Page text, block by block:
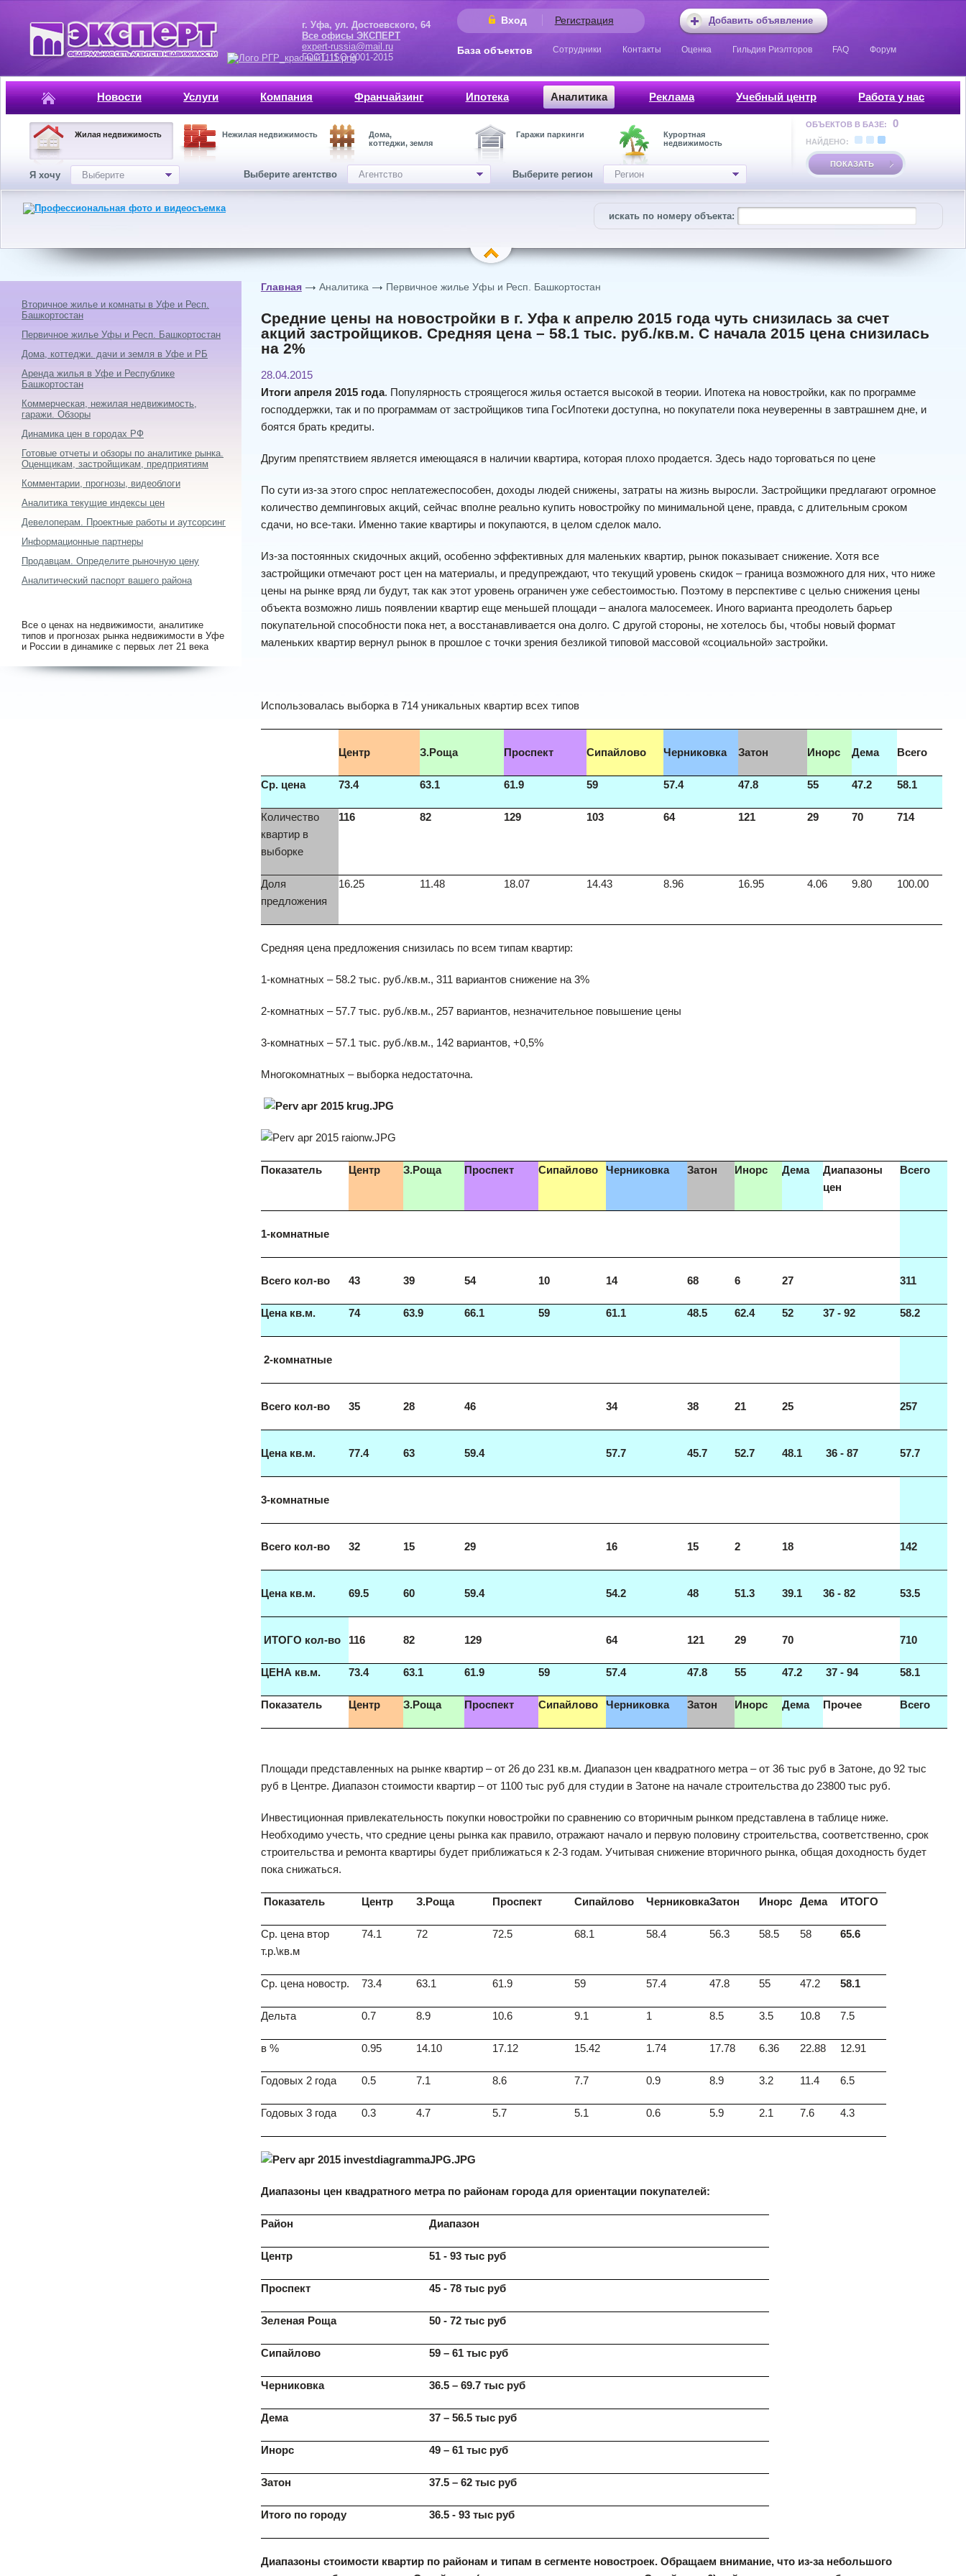
Добавить объявление
Вход Регистрация
г. Уфа, ул. Достоевского, 64
Все офисы ЭКСПЕРТ
expert-russia@mail.ru
ГОСТ, ISO 9001-2015
База объектов Сотрудники Контакты Оценка Гильдия Риэлторов FAQ Форум
Новости Услуги Компания Франчайзинг Ипотека Аналитика Реклама Учебный центр Работа у нас
Жилая недвижимость Нежилая недвижимость
Дома,
коттеджи, земля
Гаражи паркинги
Курортная
недвижимость
Я хочу Выберите Выберите агентство Агентство Выберите регион Регион
ОБЪЕКТОВ В БАЗЕ: 0
НАЙДЕНО:
ПОКАЗАТЬ
искать по номеру объекта:
Главная Аналитика Первичное жилье Уфы и Респ. Башкортостан
Средние цены на новостройки в г. Уфа к апрелю 2015 года чуть снизилась за счет
акций застройщиков. Средняя цена – 58.1 тыс. руб./кв.м. С начала 2015 цена снизилась
на 2%
28.04.2015
Итоги апреля 2015 года. Популярность строящегося жилья остается высокой в теории. Ипотека на новостройки, как по программе
господдержки, так и по программам от застройщиков типа ГосИпотеки доступна, но покупатели пока неуверенны в завтрашнем дне, и
боятся брать кредиты.
Другим препятствием является имеющаяся в наличии квартира, которая плохо продается. Здесь надо торговаться по цене
По сути из-за этого спрос неплатежеспособен, доходы людей снижены, затраты на жизнь выросли. Застройщики предлагают огромное
количество демпинговых акций, сейчас вполне реально купить новостройку по минимальной цене, правда, с длительным сроком
сдачи, но все-таки. Именно такие квартиры и покупаются, в целом сделок мало.
Из-за постоянных скидочных акций, особенно эффективных для маленьких квартир, рынок показывает снижение. Хотя все
застройщики отмечают рост цен на материалы, и предупреждают, что текущий уровень скидок – граница возможного для них, что ниже
цены на рынке вряд ли будут, так как этот уровень ограничен уже себестоимостью. Поэтому в перспективе с целью снижения цены
объекта возможно лишь появлении квартир еще меньшей площади – аналога малосемеек. Иного варианта преодолеть барьер
покупательной способности пока нет, а восстанавливается она долго. С другой стороны, не хотелось бы, чтобы новый формат
маленьких квартир вернул рынок в прошлое с точки зрения безликой типовой массовой «социальной» застройки.
Использовалась выборка в 714 уникальных квартир всех типов
Центр З.Роща Проспект Сипайлово Черниковка Затон Инорс Дема Всего
Ср. цена 73.4 63.1 61.9 59 57.4 47.8 55 47.2 58.1
Количество
квартир в
выборке
116 82 129 103 64 121 29 70 714
Доля
предложения
16.25 11.48 18.07 14.43 8.96 16.95 4.06 9.80 100.00
Средняя цена предложения снизилась по всем типам квартир:
1-комнатных – 58.2 тыс. руб./кв.м., 311 вариантов снижение на 3%
2-комнатных – 57.7 тыс. руб./кв.м., 257 вариантов, незначительное повышение цены
3-комнатных – 57.1 тыс. руб./кв.м., 142 вариантов, +0,5%
Многокомнатных – выборка недостаточна.
Показатель Центр З.Роща Проспект Сипайлово Черниковка Затон Инорс Дема
Диапазоны
цен
Всего
1-комнатные
Всего кол-во 43 39 54 10 14 68 6 27 311
Цена кв.м. 74 63.9 66.1 59 61.1 48.5 62.4 52 37 - 92 58.2
2-комнатные
Всего кол-во 35 28 46 34 38 21 25 257
Цена кв.м. 77.4 63 59.4 57.7 45.7 52.7 48.1 36 - 87 57.7
3-комнатные
Всего кол-во 32 15 29 16 15 2 18 142
Цена кв.м. 69.5 60 59.4 54.2 48 51.3 39.1 36 - 82 53.5
ИТОГО кол-во 116 82 129 64 121 29 70 710
ЦЕНА кв.м. 73.4 63.1 61.9 59 57.4 47.8 55 47.2 37 - 94 58.1
Показатель Центр З.Роща Проспект Сипайлово Черниковка Затон Инорс Дема Прочее Всего
Площади представленных на рынке квартир – от 26 до 231 кв.м. Диапазон цен квадратного метра – от 36 тыс руб в Затоне, до 92 тыс
руб в Центре. Диапазон стоимости квартир – от 1100 тыс руб для студии в Затоне на начале строительства до 23800 тыс руб.
Инвестиционная привлекательность покупки новостройки по сравнению со вторичным рынком представлена в таблице ниже.
Необходимо учесть, что средние цены рынка как правило, отражают начало и первую половину строительства, соответственно, срок
строительства и ремонта квартиры будет приближаться к 2-3 годам. Учитывая снижение вторичного рынка, общая доходность будет
пока снижаться.
Показатель Центр З.Роща Проспект Сипайлово ЧерниковкаЗатон Инорс Дема ИТОГО
Ср. цена втор
т.р.\кв.м
74.1 72 72.5 68.1 58.4 56.3 58.5 58 65.6
Ср. цена новостр. 73.4 63.1 61.9 59 57.4 47.8 55 47.2 58.1
Дельта 0.7 8.9 10.6 9.1 1 8.5 3.5 10.8 7.5
в % 0.95 14.10 17.12 15.42 1.74 17.78 6.36 22.88 12.91
Годовых 2 года 0.5 7.1 8.6 7.7 0.9 8.9 3.2 11.4 6.5
Годовых 3 года 0.3 4.7 5.7 5.1 0.6 5.9 2.1 7.6 4.3
Диапазоны цен квадратного метра по районам города для ориентации покупателей:
Район Диапазон
Центр 51 - 93 тыс руб
Проспект 45 - 78 тыс руб
Зеленая Роща 50 - 72 тыс руб
Сипайлово 59 – 61 тыс руб
Черниковка 36.5 – 69.7 тыс руб
Дема 37 – 56.5 тыс руб
Инорс 49 – 61 тыс руб
Затон 37.5 – 62 тыс руб
Итого по городу 36.5 - 93 тыс руб
Диапазоны стоимости квартир по районам и типам в сегменте новостроек. Обращаем внимание, что из-за небольшого
Вторичное жилье и комнаты в Уфе и Респ.
Башкортостан
Первичное жилье Уфы и Респ. Башкортостан
Дома, коттеджи. дачи и земля в Уфе и РБ
Аренда жилья в Уфе и Республике
Башкортостан
Коммерческая, нежилая недвижимость,
гаражи. Обзоры
Динамика цен в городах РФ
Готовые отчеты и обзоры по аналитике рынка.
Оценщикам, застройщикам, предприятиям
Комментарии, прогнозы, видеоблоги
Аналитика текущие индексы цен
Девелоперам. Проектные работы и аутсорсинг
Информационные партнеры
Продавцам. Определите рыночную цену
Аналитический паспорт вашего района
Все о ценах на недвижимости, аналитике
типов и прогнозах рынка недвижимости в Уфе
и России в динамике с первых лет 21 века